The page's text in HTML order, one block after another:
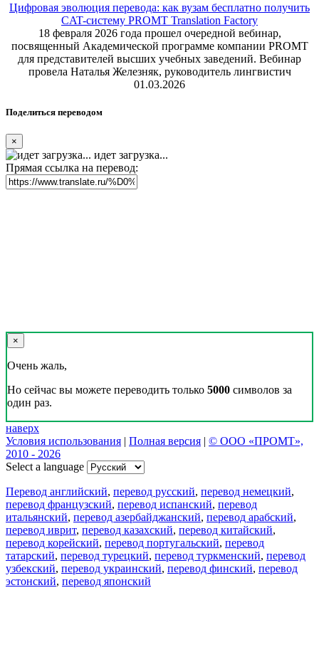
Цифровая эволюция перевода: как вузам бесплатно получить
CAT-систему PROMT Translation Factory
18 февраля 2026 года прошел очередной вебинар,
посвященный Академической программе компании PROMT
для представителей высших учебных заведений. Вебинар
провела Наталья Железняк, руководитель лингвистич
01.03.2026
Поделиться переводом
×
идет загрузка...
Прямая ссылка на перевод:
×
Очень жаль,
Но сейчас вы можете переводить только 5000 символов за
один раз.
наверх
Условия использования | Полная версия | © ООО «ПРОМТ»,
2010 - 2026
Select a language
Перевод английский, перевод русский, перевод немецкий,
перевод французский, перевод испанский, перевод
итальянский, перевод азербайджанский, перевод арабский,
перевод иврит, перевод казахский, перевод китайский,
перевод корейский, перевод португальский, перевод
татарский, перевод турецкий, перевод туркменский, перевод
узбекский, перевод украинский, перевод финский, перевод
эстонский, перевод японский